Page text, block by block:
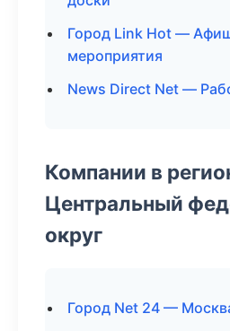
Город Link Hot —
мероприятия
News Direct Net —
Компании в
Центральный
округ
Город Net 24 —